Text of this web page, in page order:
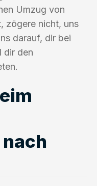
Umzug von
zögere nicht, uns
darauf, dir bei
dir den